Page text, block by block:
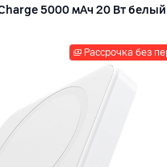
5000 мАч 20 Вт
Рассрочка без